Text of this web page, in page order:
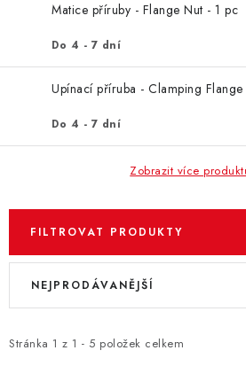
KONTAKTY
OCHRANA OSOBNÍCH
JAK NAKUPOVAT
ODSTOUPENÍ OD SMLOUVY
EXPEDICE ZBOŽÍ
REKLAMACE
Matice příruby - Flange Nut - 1 pc
Do 4 - 7 dní
Upínací příruba - Clamping
Do 4 - 7 dní
Zobrazit více
FILTROVAT PRODUKTY
V
i
Stránka 1 z 1 - 5 položek celkem
Ř
e
NEJPRODÁVANĚJŠÍ